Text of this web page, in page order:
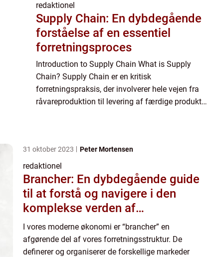
redaktionel
Supply Chain: En dybdegående
forståelse af en essentiel
forretningsproces
Introduction to Supply Chain What is Supply
Chain? Supply Chain er en kritisk
forretningspraksis, der involverer hele vejen fra
råvareproduktion til levering af færdige produkter
31 oktober 2023 Peter Mortensen
redaktionel
Brancher: En dybdegående guide
til at forstå og navigere i den
komplekse verden af
forretningssektorer
I vores moderne økonomi er “brancher” en
afgørende del af vores forretningsstruktur. De
definerer og organiserer de forskellige markeder